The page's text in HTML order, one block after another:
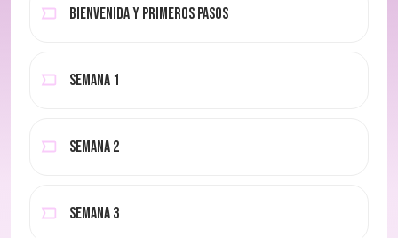
Bienvenida y primeros pasos
Semana 1
Semana 2
Semana 3